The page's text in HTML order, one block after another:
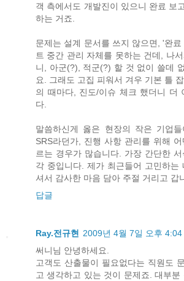
객 측에서도 개발진이 있으니 완료 보
하는 거죠.
문제는 설계 문서를 쓰지 않으면, '완
트 중간 관리 자체를 못하는 건데, 나
니, 아군(?), 적군(?) 할 것 없이 쓸데
요. 그래도 고집 피워서 겨우 기본 틀
의 때마다, 진도/이슈 체크 했더니 더
다.
말씀하신게 옳은 현장의 작은 기업
SRS라던가, 진행 사항 관리를 위해
르는 경우가 많습니다. 가장 간단한
각 중입니다. 제가 최근들어 고민하는
셔서 감사한 마음 담아 주절 거리고 갑
답글
Ray.전규현
2009년 4월 7일 오후 4:04
써니님 안녕하세요.
고객도 산출물이 필요없다는 직원도
고 생각하고 있는 것이 문제죠. 대부분